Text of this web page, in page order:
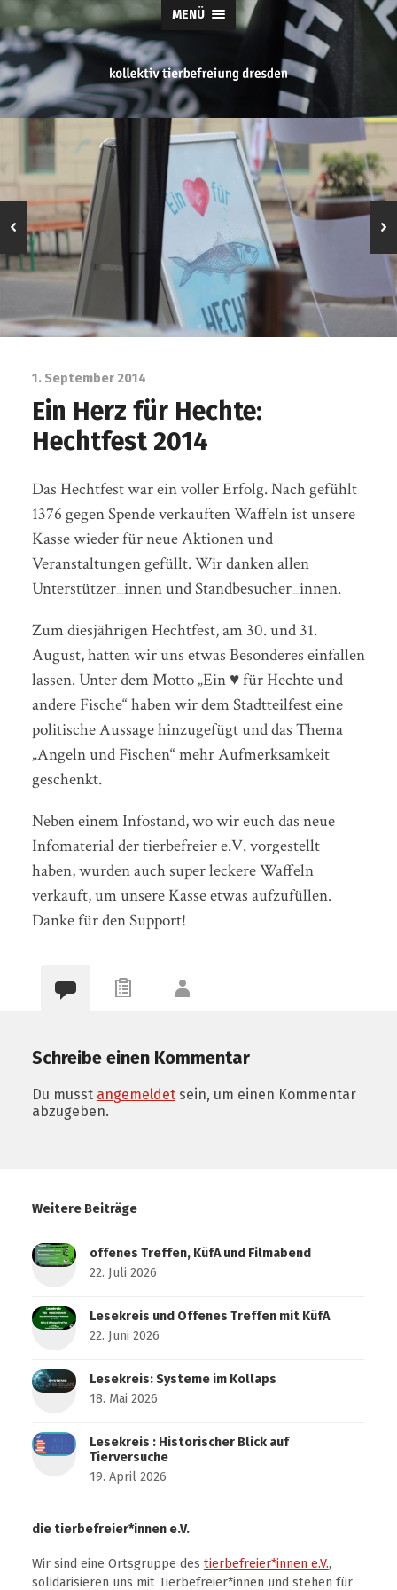
MENÜ
tierbefreiung
dresden
1. September 2014
Ein Herz für Hechte:
Hechtfest 2014
Das Hechtfest war ein voller Erfolg. Nach gefühlt
1376 gegen Spende verkauften Waffeln ist unsere
Kasse wieder für neue Aktionen und
Veranstaltungen gefüllt. Wir danken allen
Unterstützer_innen und Standbesucher_innen.
Zum diesjährigen Hechtfest, am 30. und 31.
August, hatten wir uns etwas Besonderes einfallen
lassen. Unter dem Motto „Ein ♥ für Hechte und
andere Fische“ haben wir dem Stadtteilfest eine
politische Aussage hinzugefügt und das Thema
„Angeln und Fischen“ mehr Aufmerksamkeit
geschenkt.
Neben einem Infostand, wo wir euch das neue
Infomaterial der tierbefreier e.V. vorgestellt
haben, wurden auch super leckere Waffeln
verkauft, um unsere Kasse etwas aufzufüllen.
Danke für den Support!
Schreibe einen Kommentar
Du musst angemeldetsein, um einen Kommentar
abzugeben.
Weitere Beiträge
offenes Treffen, KüfA und Filmabend
22. Juli 2026
Lesekreis und Offenes Treffen mit KüfA
22. Juni 2026
Lesekreis: Systeme im Kollaps
18. Mai 2026
Lesekreis : Historischer Blick auf
Tierversuche
19. April 2026
die tierbefreier*innen e.V.
Wir sind eine Ortsgruppe des tierbefreier*innen e.V.,
solidarisieren uns mit Tierbefreier*innen und stehen für